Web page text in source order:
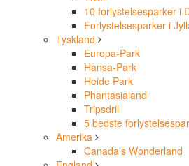
10 forlystelsesparker i
Forlystelsesparker i
Tyskland
Europa-Park
Hansa-Park
Heide Park
Phantasialand
Tripsdrill
5 bedste
Amerika
Canada’s Wonderland